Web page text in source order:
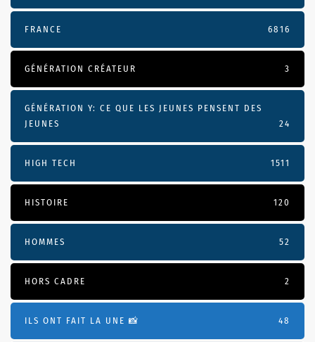
FRANCE 6816
GÉNÉRATION CRÉATEUR 3
GÉNÉRATION Y: CE QUE LES JEUNES PENSENT DES
JEUNES
24
HIGH TECH 1511
HISTOIRE 120
HOMMES 52
HORS CADRE 2
ILS ONT FAIT LA UNE 📸 48